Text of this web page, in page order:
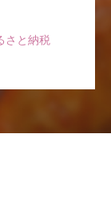
さと納税